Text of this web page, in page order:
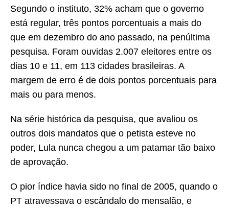
Segundo o instituto, 32% acham que o governo
está regular, três pontos porcentuais a mais do
que em dezembro do ano passado, na penúltima
pesquisa. Foram ouvidas 2.007 eleitores entre os
dias 10 e 11, em 113 cidades brasileiras. A
margem de erro é de dois pontos porcentuais para
mais ou para menos.
Na série histórica da pesquisa, que avaliou os
outros dois mandatos que o petista esteve no
poder, Lula nunca chegou a um patamar tão baixo
de aprovação.
O pior índice havia sido no final de 2005, quando o
PT atravessava o escândalo do mensalão, e